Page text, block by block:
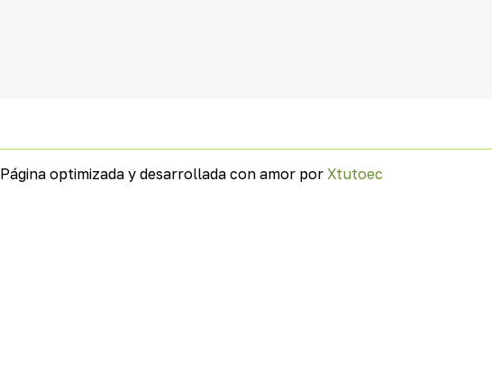
Página optimizada y desarrollada con amor por Xtutoec